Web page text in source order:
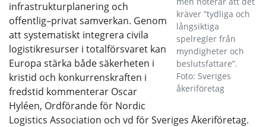
kräver ”tydliga och
långsiktiga
spelregler från
myndigheter och
beslutsfattare”.
Foto: Sveriges
åkeriföretag
infrastrukturplanering och
offentlig–privat samverkan. Genom
att systematiskt integrera civila
logistikresurser i totalförsvaret kan
Europa stärka både säkerheten i
kristid och konkurrenskraften i
fredstid kommenterar Oscar
Hyléen, Ordförande för Nordic
Logistics Association och vd för Sveriges Åkeriföretag.